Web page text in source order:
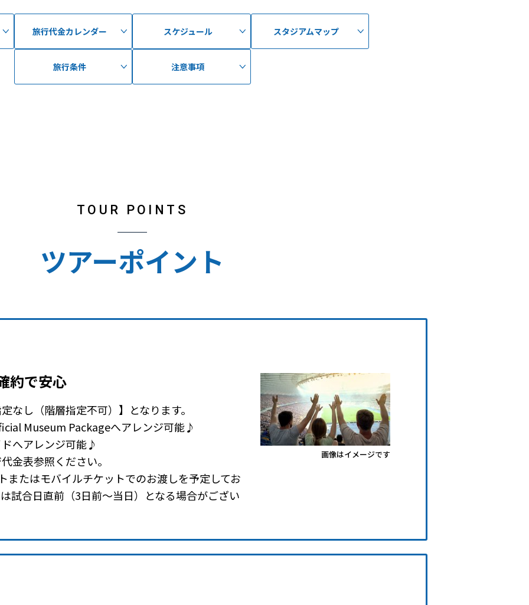
旅行代金カレンダー スケジュール スタジアムマップ
旅行条件 注意事項
TOUR POINTS
ツアーポイント
約で安心
なし（階層指定不可）】となります。
Museum Packageへアレンジ可能♪
へアレンジ可能♪
金表参照ください。
またはモバイルチケットでのお渡しを予定してお
試合日直前（3日前～当日）となる場合がござい
画像はイメージです